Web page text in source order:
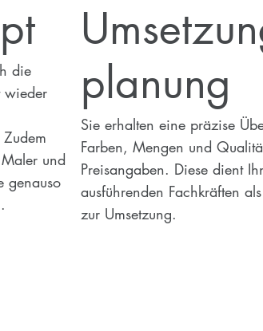
die
wieder
und
genauso
planung
Sie erhalten eine präzise
Farben, Mengen und
Preisangaben. Diese dient
ausführenden Fachkräften
zur Umsetzung.